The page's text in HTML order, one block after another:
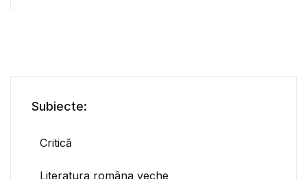
Subiecte:
Critică
Literatura româna veche